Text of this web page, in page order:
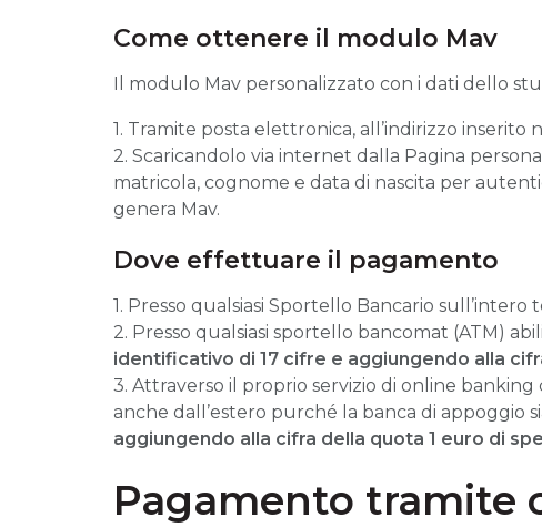
Come ottenere il modulo Mav
Il modulo Mav personalizzato con i dati dello
1. Tramite posta elettronica, all’indirizzo inserito
2. Scaricandolo via internet dalla Pagina
matricola, cognome e data di nascita per
genera Mav.
Dove effettuare il pagamento
1. Presso qualsiasi Sportello Bancario sull’intero
2. Presso qualsiasi sportello bancomat (ATM)
identificativo di 17 cifre e aggiungendo alla
3. Attraverso il proprio servizio di online
anche dall’estero purché la banca di appoggio
aggiungendo alla cifra della quota 1 euro di
Pagamento tramite